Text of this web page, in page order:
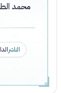
محمد
الناشر